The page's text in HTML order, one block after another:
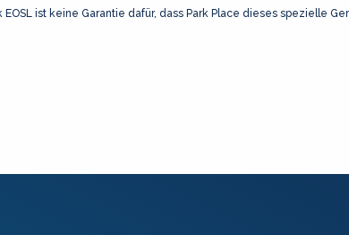
EOSL ist keine Garantie dafür, dass Park Place dieses spezielle